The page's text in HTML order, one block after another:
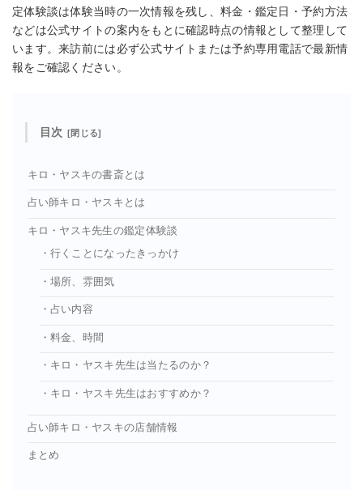
定体験談は体験当時の一次情報を残し、料金・鑑定日・予約方法
などは公式サイトの案内をもとに確認時点の情報として整理して
います。来訪前には必ず公式サイトまたは予約専用電話で最新情
報をご確認ください。
目次
キロ・ヤスキの書斎とは
占い師キロ・ヤスキとは
キロ・ヤスキ先生の鑑定体験談
・行くことになったきっかけ
・場所、雰囲気
・占い内容
・料金、時間
・キロ・ヤスキ先生は当たるのか？
・キロ・ヤスキ先生はおすすめか？
占い師キロ・ヤスキの店舗情報
まとめ